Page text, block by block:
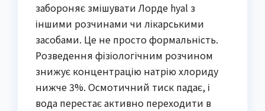
забороняє змішувати Лорде hyal з
іншими розчинами чи лікарськими
засобами. Це не просто формальність.
Розведення фізіологічним розчином
знижує концентрацію натрію хлориду
нижче 3%. Осмотичний тиск падає, і
вода перестає активно переходити в